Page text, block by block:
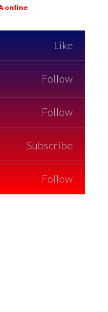
online
Like
Follow
Follow
Subscribe
Follow